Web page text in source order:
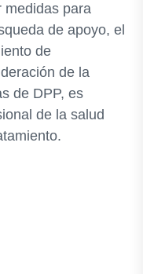
medidas para
de apoyo, el
de
de la
de DPP, es
de la salud